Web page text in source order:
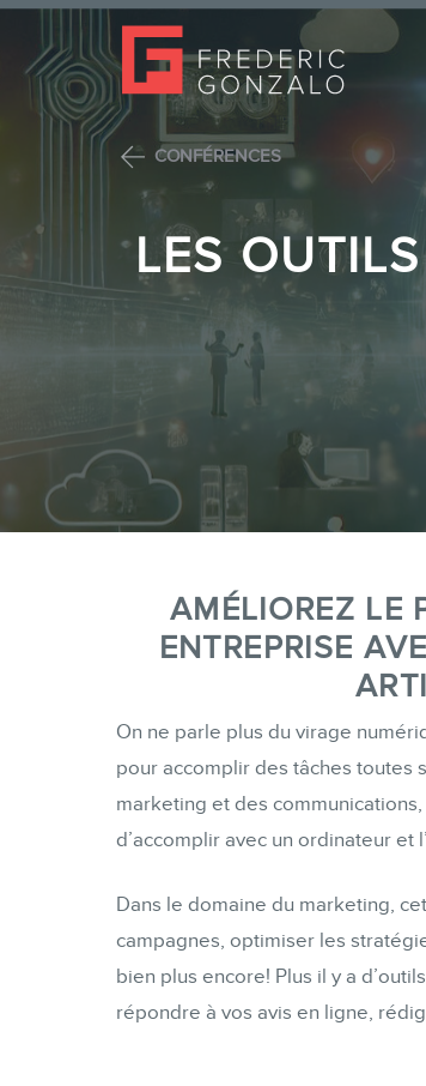
CONFÉRENCES
LES
AMÉLIOREZ LE
ENTREPRISE
On ne parle plus du virage
pour accomplir des tâches toutes
marketing et des
d’accomplir avec un ordinateur et
Dans le domaine du marketing,
campagnes, optimiser les
bien plus encore! Plus il y a
répondre à vos avis en ligne,